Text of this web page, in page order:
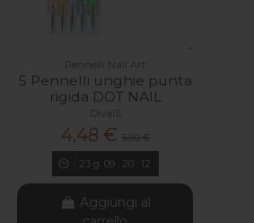
Pennelli Nail Art
5 Pennelli unghie punta
rigida DOT NAIL
DivaiS
4,48 € 5,60 €
23 g. 09 :20 :11
Aggiungi al